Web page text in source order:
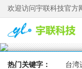
欢迎访问宇联科技官方
热门关键字： 台湾